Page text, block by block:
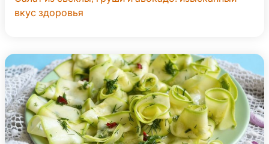
вкус здоровья